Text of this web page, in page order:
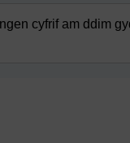
cyfrif am ddim